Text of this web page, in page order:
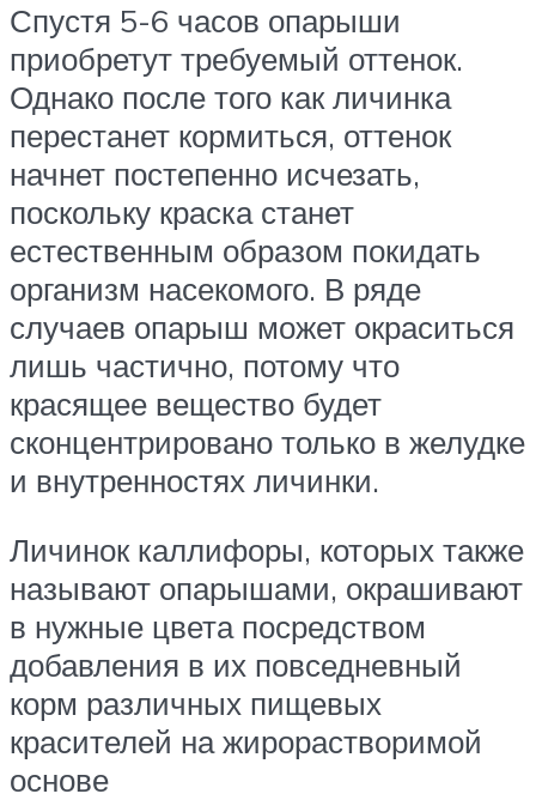
Спустя 5-6 часов опарыши
приобретут требуемый оттенок.
Однако после того как личинка
перестанет кормиться, оттенок
начнет постепенно исчезать,
поскольку краска станет
естественным образом покидать
организм насекомого. В ряде
случаев опарыш может окраситься
лишь частично, потому что
красящее вещество будет
сконцентрировано только в желудке
и внутренностях личинки.
Личинок каллифоры, которых также
называют опарышами, окрашивают
в нужные цвета посредством
добавления в их повседневный
корм различных пищевых
красителей на жирорастворимой
основе